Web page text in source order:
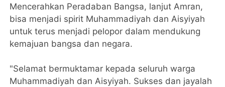
Mencerahkan Peradaban Bangsa, lanjut Amran,
bisa menjadi spirit Muhammadiyah dan Aisyiyah
untuk terus menjadi pelopor dalam mendukung
kemajuan bangsa dan negara.
"Selamat bermuktamar kepada seluruh warga
Muhammadiyah dan Aisyiyah. Sukses dan jayalah